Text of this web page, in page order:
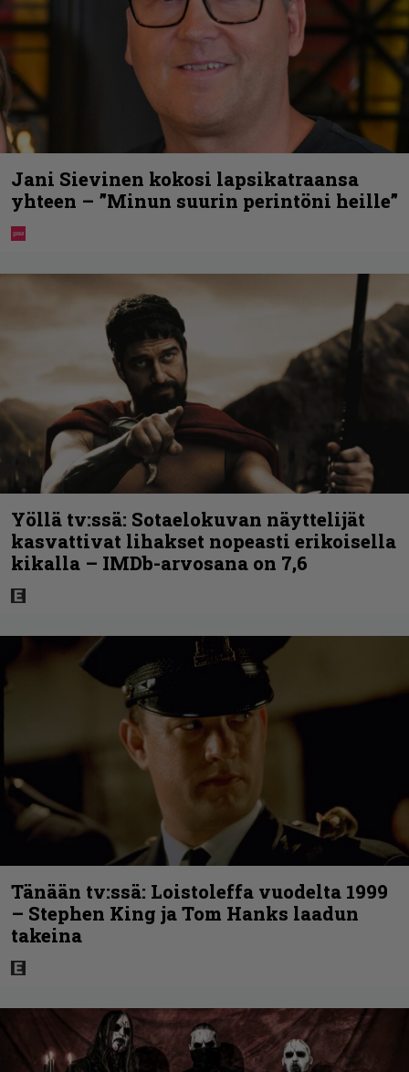
Jani Sievinen kokosi lapsikatraansa
yhteen – ”Minun suurin perintöni heille”
Yöllä tv:ssä: Sotaelokuvan näyttelijät
kasvattivat lihakset nopeasti erikoisella
kikalla – IMDb-arvosana on 7,6
Tänään tv:ssä: Loistoleffa vuodelta 1999
– Stephen King ja Tom Hanks laadun
takeina